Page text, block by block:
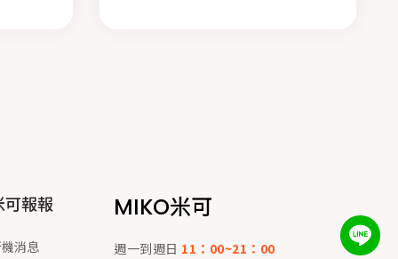
可報報
消息
MIKO米可
週一到週日 11：00~21：00